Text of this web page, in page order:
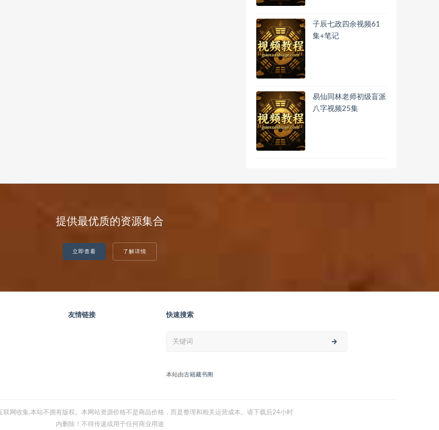
子辰七政四余视频61
集+笔记
易仙同林老师初级盲派
八字视频25集
提供最优质的资源集合
立即查看 了解详情
友情链接 快速搜索
本站由古籍藏书阁
联网收集,本站不拥有版权。本网站资源价格不是商品价格，而是整理和相关运营成本。请下载后24小时
内删除！不得传递或用于任何商业用途